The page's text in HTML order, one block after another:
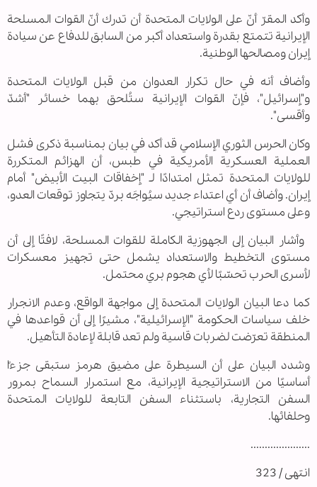
وأكد المقرّ أنّ على الولايات المتحدة أن تدرك أنّ القوات المسلحة
الإيرانية تتمتع بقدرة واستعداد أكبر من السابق للدفاع عن سيادة
إيران ومصالحها الوطنية.
وأضاف أنه في حال تكرار العدوان من قبل الولايات المتحدة
و"إسرائيل"، فإنّ القوات الإيرانية ستُلحق بهما خسائر "أشدّ
وأقسى".
وكان الحرس الثوري الإسلامي قد أكد في بيان بمناسبة ذكرى فشل
العملية العسكرية الأمريكية في طبس، أن الهزائم المتكررة
للولايات المتحدة تمثل امتدادًا لـ "إخفاقات البيت الأبيض" أمام
إيران. وأضاف أن أي اعتداء جديد سيُواجَه بردّ يتجاوز توقعات العدو،
وعلى مستوى ردع استراتيجي.
وأشار البيان إلى الجهوزية الكاملة للقوات المسلحة، لافتًا إلى أن
مستوى التخطيط والاستعداد يشمل حتى تجهيز معسكرات
لأسرى الحرب تحسّبًا لأي هجوم بري محتمل.
كما دعا البيان الولايات المتحدة إلى مواجهة الواقع، وعدم الانجرار
خلف سياسات الحكومة "الإسرائيلية"، مشيرًا إلى أن قواعدها في
المنطقة تعرّضت لضربات قاسية ولم تعد قابلة لإعادة التأهيل.
وشدد البيان على أن السيطرة على مضيق هرمز ستبقى جزءًا
أساسيًا من الاستراتيجية الإيرانية، مع استمرار السماح بمرور
السفن التجارية، باستثناء السفن التابعة للولايات المتحدة
وحلفائها.
.....................
انتهى / 323